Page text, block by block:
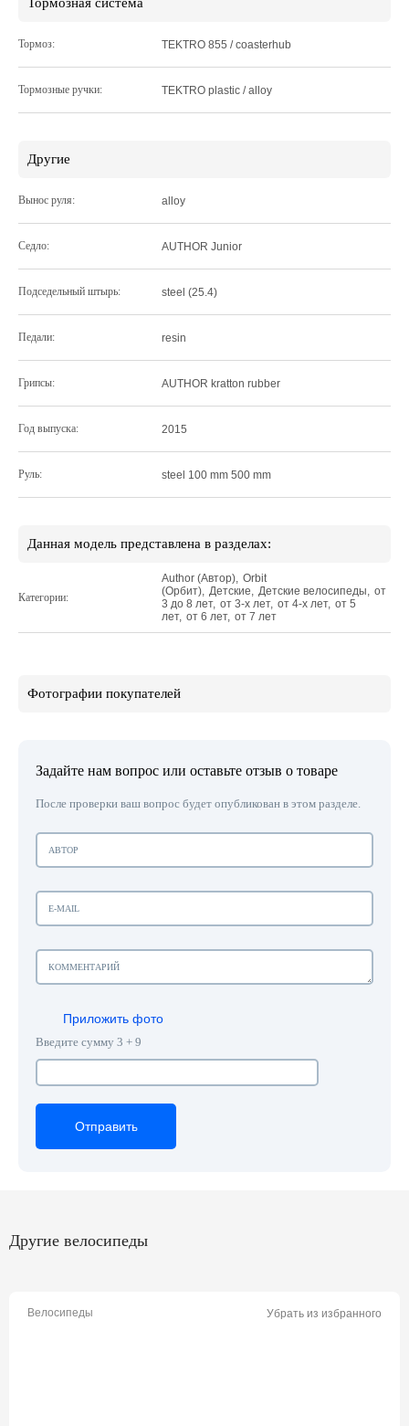
Тормоз: TEKTRO 855 / coasterhub
Тормозные ручки: TEKTRO plastic / alloy
Другие
Вынос руля: alloy
Седло: AUTHOR Junior
Подседельный штырь: steel (25.4)
Педали: resin
Грипсы: AUTHOR kratton rubber
Год выпуска: 2015
Руль: steel 100 mm 500 mm
Данная модель представлена в разделах:
Категории:
Author (Автор), Orbit
(Орбит), Детские, Детские велосипеды, от
3 до 8 лет, от 3-х лет, от 4-х лет, от 5
лет, от 6 лет, от 7 лет
Фотографии покупателей
Задайте нам вопрос или оставьте отзыв о товаре
После проверки ваш вопрос будет опубликован в этом разделе.
Приложить фото
Введите сумму 3 + 9
Отправить
Отправить
Отправить
Другие велосипеды
Велосипеды Убрать из избранного